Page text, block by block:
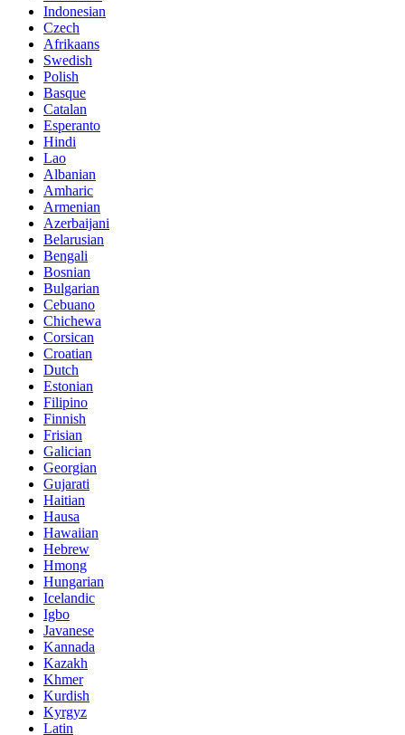
Indonesian
Czech
Afrikaans
Swedish
Polish
Basque
Catalan
Esperanto
Hindi
Lao
Albanian
Amharic
Armenian
Azerbaijani
Belarusian
Bengali
Bosnian
Bulgarian
Cebuano
Chichewa
Corsican
Croatian
Dutch
Estonian
Filipino
Finnish
Frisian
Galician
Georgian
Gujarati
Haitian
Hausa
Hawaiian
Hebrew
Hmong
Hungarian
Icelandic
Igbo
Javanese
Kannada
Kazakh
Khmer
Kurdish
Kyrgyz
Latin